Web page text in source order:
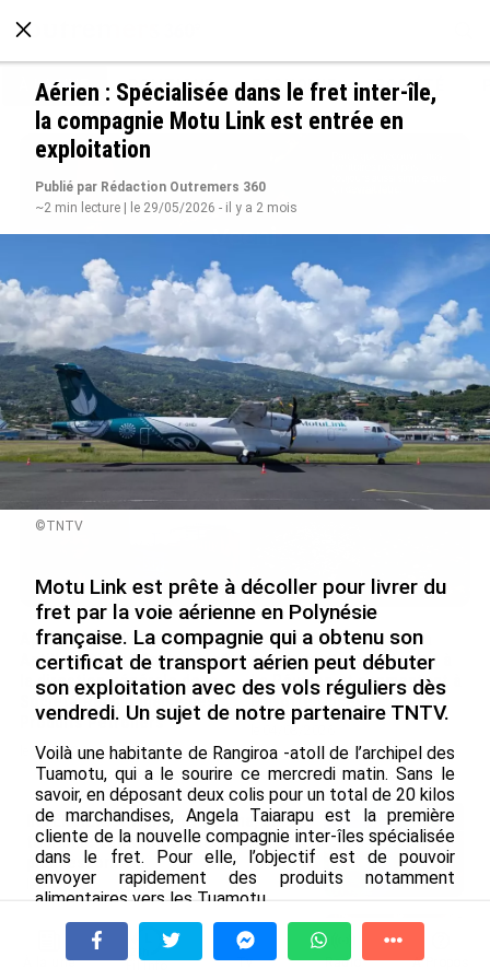
À LA UNE POLITIQUE ECONOMIE SOCIÉTÉ
Avec VEENI, le Guadeloupéen Yanis Foy entend
participer au développement touristique des
Outre-mer
le 06/08/2026
Après 5 ans à la SARA aux
Antilles, Olivier Cotta prend
la direction générale de la
Société Réunionnaise des
Produits Pétroliers
le 05/08/2026
En juin 2026, les prix à la
consommation diminuent à
La Réunion et augmentent à
Mayotte (Insee)
INTERVIEW. À Wallis-et-Futuna, un
tourisme authentique et durable en
plein essor...
le 04/08/2026
Prix à la consommation en juin 2026 :
progression en Guadeloupe, recul en
À la une Tv Radio A Propos
Aérien : Spécialisée dans le fret inter-île,
la compagnie Motu Link est entrée en
exploitation
Publié par Rédaction Outremers 360
~2 min lecture | le 29/05/2026 - il y a 2 mois
©TNTV
Motu Link est prête à décoller pour livrer du
fret par la voie aérienne en Polynésie
française. La compagnie qui a obtenu son
certificat de transport aérien peut débuter
son exploitation avec des vols réguliers dès
vendredi. Un sujet de notre partenaire TNTV.
Voilà une habitante de Rangiroa -atoll de l’archipel des
Tuamotu, qui a le sourire ce mercredi matin. Sans le
savoir, en déposant deux colis pour un total de 20 kilos
de marchandises, Angela Taiarapu est la première
cliente de la nouvelle compagnie inter-îles spécialisée
dans le fret. Pour elle, l’objectif est de pouvoir
envoyer rapidement des produits notamment
alimentaires vers les Tuamotu.
L’arrivée dans le ciel d’un avion tout cargo -un ATR 72
reconfiguré- est à ses yeux une alternative bienvenue